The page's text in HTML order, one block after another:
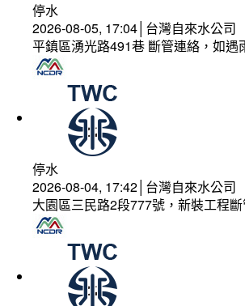
停水
2026-08-05, 17:04│台灣自來水公司
平鎮區湧光路491巷 斷管連絡，如遇
停水
2026-08-04, 17:42│台灣自來水公司
大園區三民路2段777號，新裝工程